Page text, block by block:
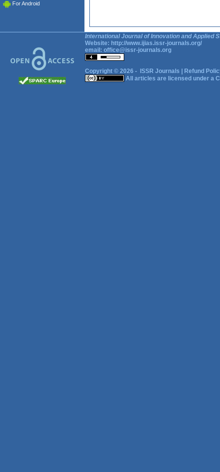
For Android
International Journal of Innovation and Applied
Website: http://www.ijias.issr-journals.org/
email: office@issr-journals.org
Copyright © 2026 - ISSR Journals
Refund
All articles are licensed under a